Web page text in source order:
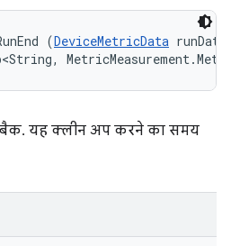
(DeviceMetricData
यह क्लीन अप करने का समय